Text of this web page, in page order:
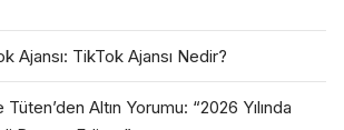
Ajansı: TikTok Ajansı Nedir?
Altın Yorumu: “2026 Yılında